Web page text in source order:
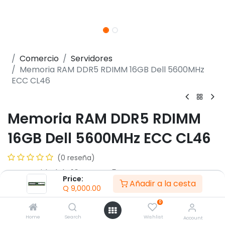
Price:
Q 9,000.00 Añadir a la cesta
Home Search
0
Wishlist Account
Comercio
Servidores
Memoria RAM DDR5 RDIMM 16GB Dell 5600MHz
ECC CL46
Memoria RAM DDR5 RDIMM
16GB Dell 5600MHz ECC CL46
(0 reseña)
- Capacidad de 16 GB DDR5
- Factor Forma RDIMM
- Velocidad 5600 MT/s
- No compatible con DIMM de 5600 MT/s
- Compatible con PowerEdge C6615/ HS5610/